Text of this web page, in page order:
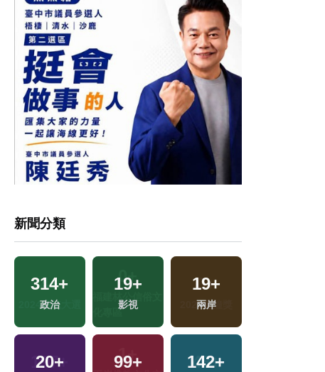
新聞分類
314+
政治
19+
影視
19+
兩岸
20+ 99+ 142+